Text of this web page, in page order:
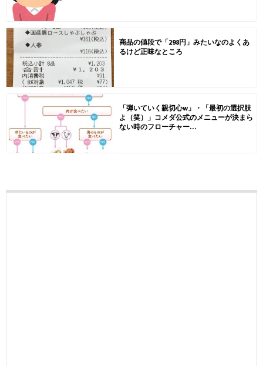
商品の値段で「298円」みたいなのよくあ
るけど正味なところ
「弾いていく親切心w」・「最初の選択肢
よ（笑）」コメダ公式のメニューが決まら
ない時のフローチャー...